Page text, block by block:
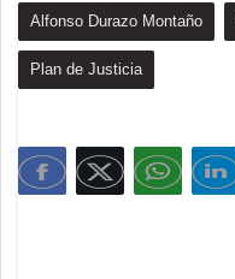
Alfonso Durazo Montaño
Plan de Justicia